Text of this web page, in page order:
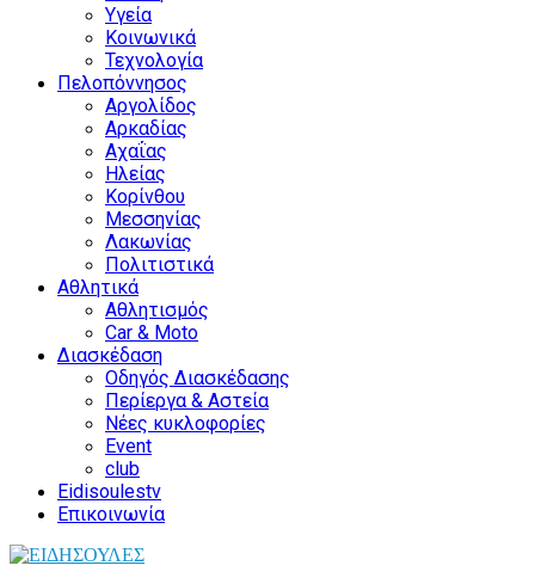
Υγεία
Κοινωνικά
Τεχνολογία
Πελοπόννησος
Αργολίδος
Αρκαδίας
Αχαΐας
Ηλείας
Κορίνθου
Μεσσηνίας
Λακωνίας
Πολιτιστικά
Αθλητικά
Αθλητισμός
Car & Moto
Διασκέδαση
Οδηγός Διασκέδασης
Περίεργα & Αστεία
Νέες κυκλοφορίες
Event
club
Eidisoulestv
Επικοινωνία